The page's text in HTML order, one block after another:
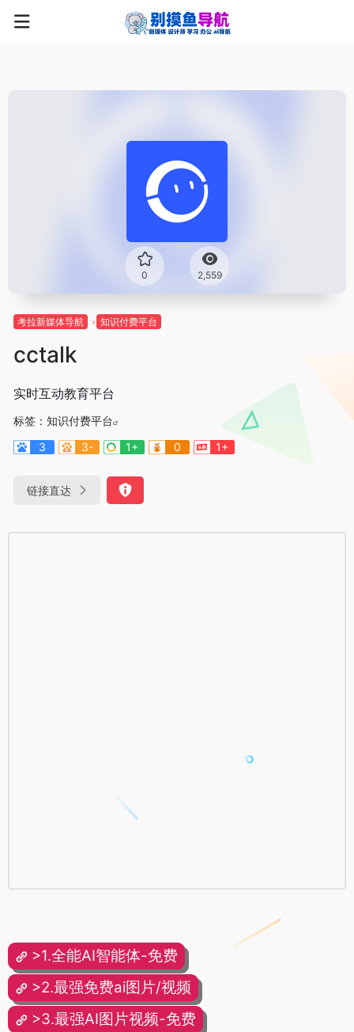
0 2,559
考拉新媒体导航 知识付费平台
cctalk
实时互动教育平台
标签： 知识付费平台
3
3- 1+ 0 1+
链接直达
>1.全能AI智能体-免费
>2.最强免费ai图片/视频
>3.最强AI图片视频-免费